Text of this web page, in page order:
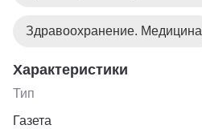
Здравоохранение. Медицина
Характеристики
Тип
Газета